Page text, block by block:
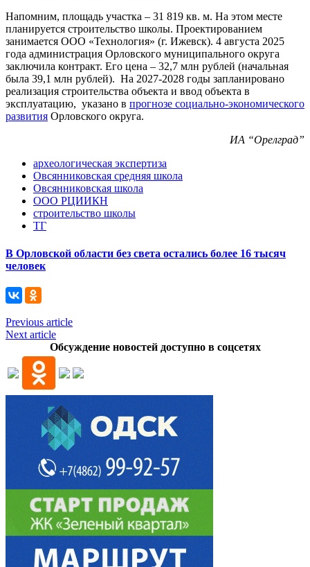
Напомним, площадь участка – 31 819 кв. м. На этом месте
планируется строительство школы. Проектированием
занимается ООО «Технология» (г. Ижевск). 4 августа 2025
года администрация Орловского муниципального округа
заключила контракт. Его цена – 32,7 млн рублей (начальная
была 39,1 млн рублей). На 2027-2028 годы запланировано
реализация строительства объекта и ввод объекта в
эксплуатацию, указано в прогнозе социально-экономического
развития Орловского округа.
ИА “Орелград”
археологическая экспертиза
Овсянниковская средняя школа
Овсянниковская школа
ООО РЦИИКН
строительство школы
ТГ
В Орловской области без света остались более 16 тысяч
человек
Previous article
Next article
Обсуждение новостей доступно в соцсетях